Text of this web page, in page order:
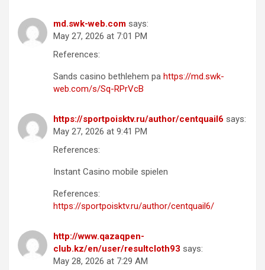
md.swk-web.com says:
May 27, 2026 at 7:01 PM
References:
Sands casino bethlehem pa https://md.swk-
web.com/s/Sq-RPrVcB
https://sportpoisktv.ru/author/centquail6 says:
May 27, 2026 at 9:41 PM
References:
Instant Casino mobile spielen
References:
https://sportpoisktv.ru/author/centquail6/
http://www.qazaqpen-
club.kz/en/user/resultcloth93 says:
May 28, 2026 at 7:29 AM